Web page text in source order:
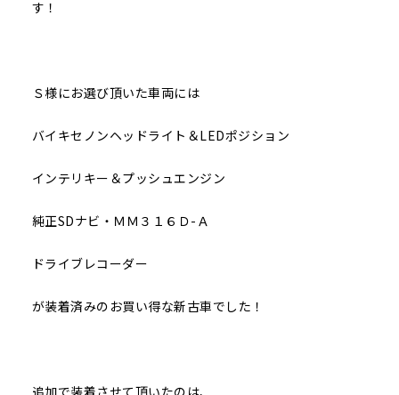
す！
Ｓ様にお選び頂いた車両には
バイキセノンヘッドライト＆LEDポジション
インテリキー＆プッシュエンジン
純正SDナビ・ＭＭ３１６Ｄ-Ａ
ドライブレコーダー
が装着済みのお買い得な新古車でした！